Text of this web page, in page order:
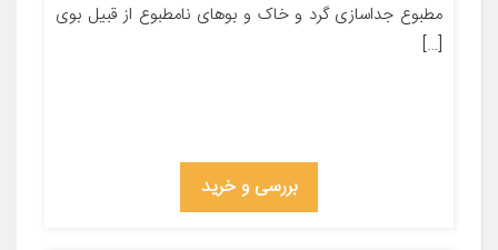
مطبوع جداسازی گرد و خاک و بوهای نامطبوع از قبیل بوی
[…]
بررسی و خرید